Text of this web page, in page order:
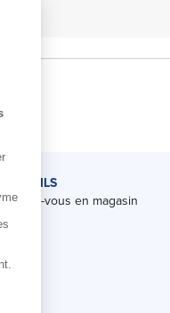
CONSEILS
vous en magasin